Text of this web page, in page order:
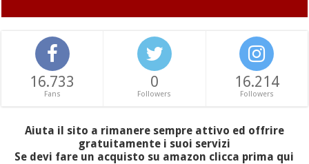
16.733
Fans
0
Followers
16.214
Followers
Aiuta il sito a rimanere sempre attivo ed offrire
gratuitamente i suoi servizi
Se devi fare un acquisto su amazon clicca prima qui